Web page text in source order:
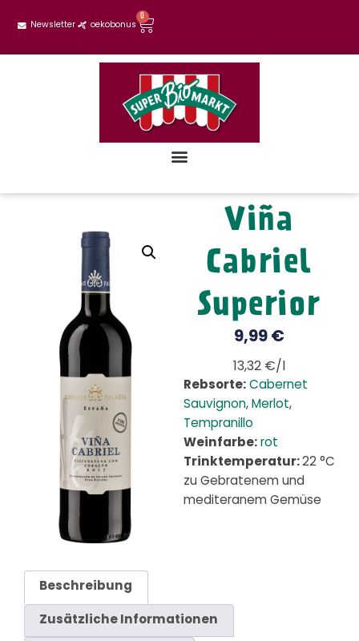
Newsletter oekobonus
0
Viña
Cabriel
Superior
9,99 €
13,32 €/l
Rebsorte: Cabernet
Sauvignon, Merlot,
Tempranillo
Weinfarbe: rot
Trinktemperatur: 22 °C
zu Gebratenem und
mediteranem Gemüse
Beschreibung
Zusätzliche Informationen